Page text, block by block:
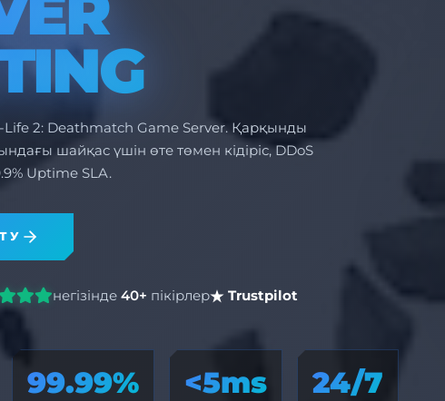
2: Deathmatch Game Server. Қарқынды
шайқас үшін өте төмен кідіріс, DDoS
Uptime SLA.
негізінде 40+ пікірлер Trustpilot
99.99% <5ms 24/7